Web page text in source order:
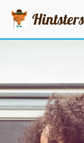
Hintsters